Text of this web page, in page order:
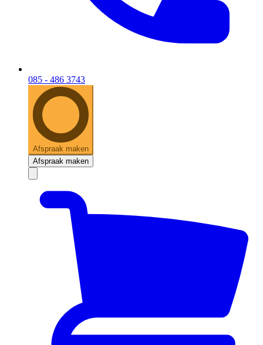
085 - 486 3743
Afspraak maken
Afspraak maken